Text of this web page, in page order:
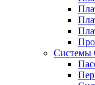
Системы